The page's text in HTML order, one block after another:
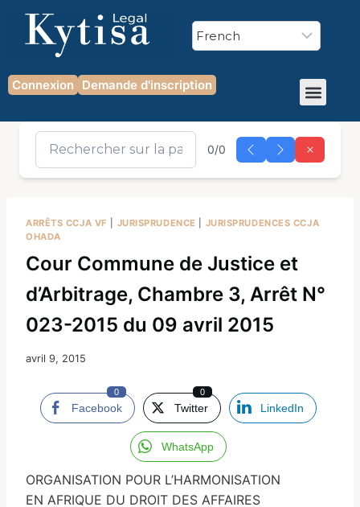
Connexion Demande d'inscription
0/0
ARRÊTS CCJA VF JURISPRUDENCE
JURISPRUDENCES CCJA
OHADA
Cour Commune de Justice et
d’Arbitrage, Chambre 3, Arrêt N°
023-2015 du 09 avril 2015
avril 9, 2015
Facebook
0
Twitter
0
LinkedIn
WhatsApp
ORGANISATION POUR L’HARMONISATION
EN AFRIQUE DU DROIT DES AFFAIRES